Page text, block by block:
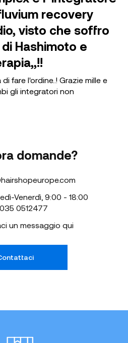
recovery
visto che soffro
Hashimoto e
fare l'ordine..! Grazie mille e
gli integratori non
domande?
Venerdì 9:00 - 18:00
0512477
un messaggio qui